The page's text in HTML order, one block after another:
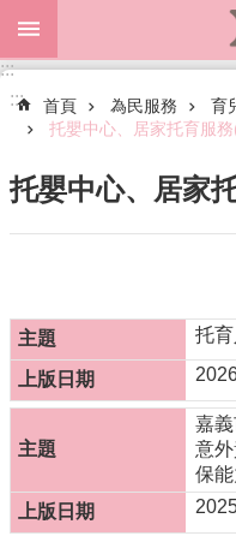
跳到主要內容區塊
進
階
搜
處
最
新
息
為
民
:::
:::
首頁 為民服務
育
托嬰中心、居家托育服
托嬰中心、居家
托
嘉
意
保